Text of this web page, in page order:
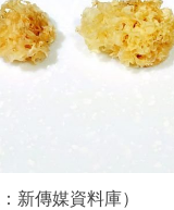
新傳媒資料庫）